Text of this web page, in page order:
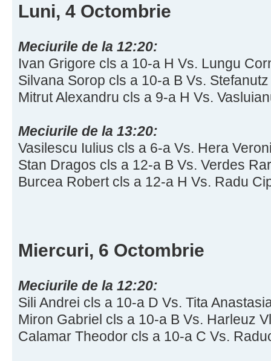
Luni, 4 Octombrie
Meciurile de la 12:20:
Ivan Grigore cls a 10-a H Vs. Lungu
Silvana Sorop cls a 10-a B Vs.
Mitrut Alexandru cls a 9-a H Vs.
Meciurile de la 13:20:
Vasilescu Iulius cls a 6-a Vs. Hera
Stan Dragos cls a 12-a B Vs. Verdes
Burcea Robert cls a 12-a H Vs. Radu
Miercuri, 6 Octombrie
Meciurile de la 12:20:
Sili Andrei cls a 10-a D Vs. Tita
Miron Gabriel cls a 10-a B Vs. Harleuz
Calamar Theodor cls a 10-a C Vs.